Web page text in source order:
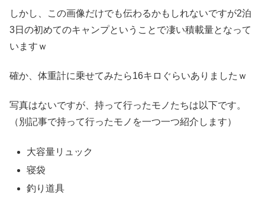
しかし、この画像だけでも伝わるかもしれないですが2泊
3日の初めてのキャンプということで凄い積載量となって
いますｗ
確か、体重計に乗せてみたら16キロぐらいありましたｗ
写真はないですが、持って行ったモノたちは以下です。
（別記事で持って行ったモノを一つ一つ紹介します）
大容量リュック
寝袋
釣り道具